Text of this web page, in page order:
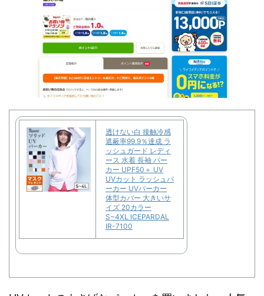
透けない白 接触冷感
遮蔽率99.9％達成 ラ
ッシュガード レディ
ース 水着 長袖 パー
カー UPF50＋ UV
UVカット ラッシュパ
ーカー UVパーカー
体型カバー 大きいサ
イズ 20カラー
S~4XL ICEPARDAL
IR-7100